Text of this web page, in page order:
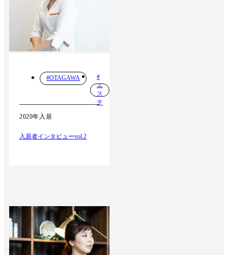
#OTAGAWA
#
エ
ス
テ
2020年入居
入居者インタビューvol.2